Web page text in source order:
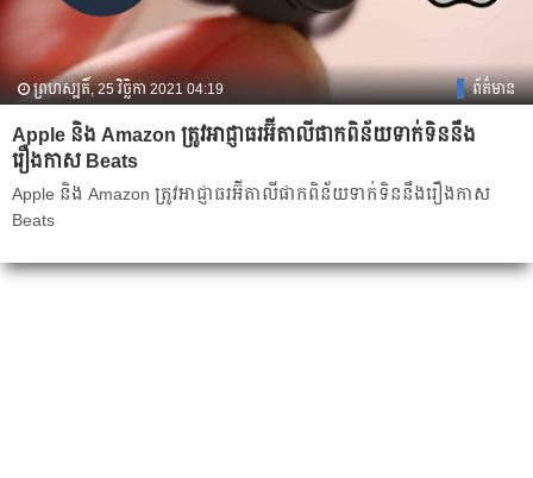
ព្រហស្បតិ៍, 25 វិច្ឆិកា 2021 04:19 ព័ត៌មាន
Apple និង Amazon ត្រូវអាជ្ញាធរអ៊ីតាលីផាកពិន័យទាក់ទិននឹង
រឿងកាស Beats
Apple និង Amazon ត្រូវអាជ្ញាធរអ៊ីតាលីផាកពិន័យទាក់ទិននឹងរឿងកាស
Beats